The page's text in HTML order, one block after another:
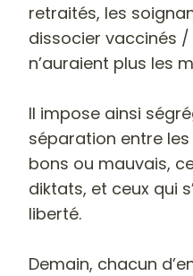
retraités, les
dissocier vaccinés
n’auraient plus les
Il impose ainsi
séparation entre les
bons ou mauvais,
diktats, et ceux qui
liberté.
Demain, chacun